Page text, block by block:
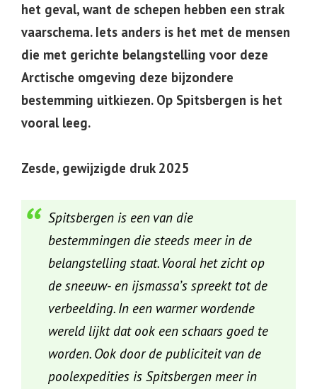
het geval, want de schepen hebben een strak
vaarschema. Iets anders is het met de mensen
die met gerichte belangstelling voor deze
Arctische omgeving deze bijzondere
bestemming uitkiezen. Op Spitsbergen is het
vooral leeg.
Zesde, gewijzigde druk 2025
Spitsbergen is een van die
bestemmingen die steeds meer in de
belangstelling staat. Vooral het zicht op
de sneeuw- en ijsmassa’s spreekt tot de
verbeelding. In een warmer wordende
wereld lijkt dat ook een schaars goed te
worden. Ook door de publiciteit van de
poolexpedities is Spitsbergen meer in